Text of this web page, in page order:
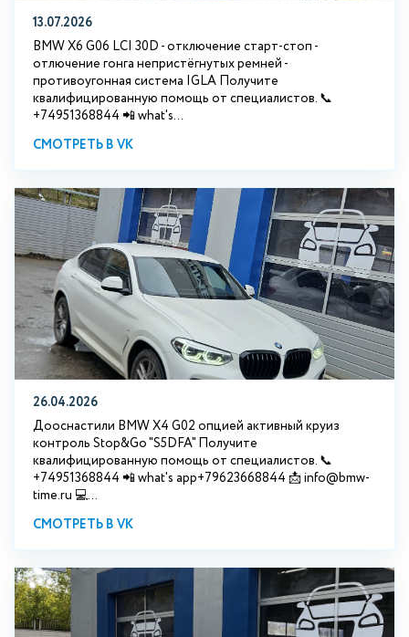
13.07.2026
BMW X6 G06 LCI 30D - отключение старт-стоп -
отлючение гонга непристёгнутых ремней -
противоугонная система IGLA Получите
квалифицированную помощь от специалистов. 📞
+74951368844 📲 what's...
СМОТРЕТЬ В VK
26.04.2026
Дооснастили BMW X4 G02 опцией активный круиз
контроль Stop&Go "S5DFA" Получите
квалифицированную помощь от специалистов. 📞
+74951368844 📲 what's app+79623668844 📩 info@bmw-
time.ru 💻...
СМОТРЕТЬ В VK